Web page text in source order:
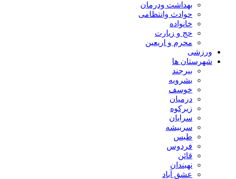
بهداشت ودرمان
حوادث وانتظامی
خانواده
حج و زیارت
محرم و اریعین
ورزشی
شهرستان ها
بیرجند
بشرویه
خوسف
درمیان
زیرکوه
سرایان
سربیشه
طبس
فردوس
قائن
نهبندان
عشق آباد